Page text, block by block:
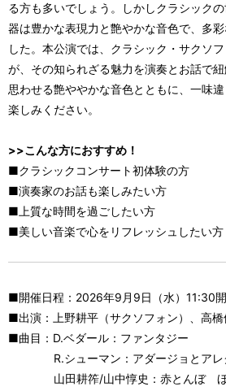
る方も多いでしょう。しかしクラシック
器は豊かな表現力と艶やかな音色で、多
した。本公演では、クラシック・サクソ
が、その知られざる魅力を演奏とお話で
思わせる艶ややかな音色とともに、一味
楽しみください。
>>こんな方におすすめ！
■クラシックコンサート初体験の方
■演奏家のお話も楽しみたい方
■上質な時間を過ごしたい方
■美しい音楽で心をリフレッシュしたい方
■開催日程：2026年9月9日（水）11:30開
■出演：上野耕平（サクソフォン）、高橋
■曲目：D.ベダール：ファンタジー
R.シューマン：アダージョとアレ
山田耕筰/山中惇史：赤とんぼ